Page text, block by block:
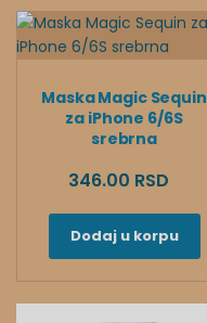
Maska Magic Sequin
za iPhone 6/6S
srebrna
346.00 RSD
Dodaj u korpu